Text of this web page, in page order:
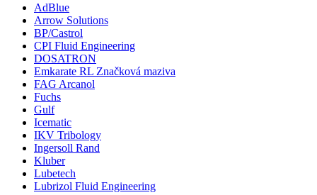
AdBlue
Arrow Solutions
BP/Castrol
CPI Fluid Engineering
DOSATRON
Emkarate RL Značková maziva
FAG Arcanol
Fuchs
Gulf
Icematic
IKV Tribology
Ingersoll Rand
Kluber
Lubetech
Lubrizol Fluid Engineering